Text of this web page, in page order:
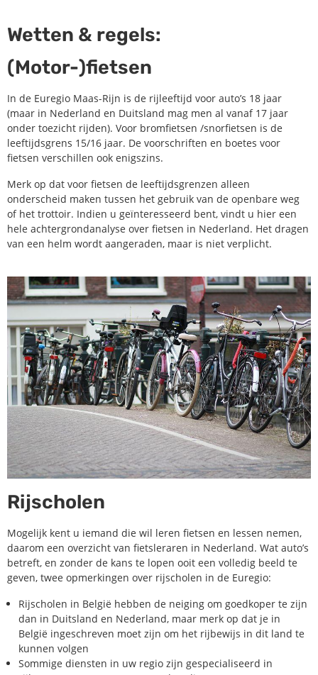
Wetten & regels:
(Motor-)fietsen
In de Euregio Maas-Rijn is de rijleeftijd voor auto’s 18 jaar
(maar in Nederland en Duitsland mag men al vanaf 17 jaar
onder toezicht rijden). Voor bromfietsen /snorfietsen is de
leeftijdsgrens 15/16 jaar. De voorschriften en boetes voor
fietsen verschillen ook enigszins.
Merk op dat voor fietsen de leeftijdsgrenzen alleen
onderscheid maken tussen het gebruik van de openbare weg
of het trottoir. Indien u geïnteresseerd bent, vindt u hier een
hele achtergrondanalyse over fietsen in Nederland. Het dragen
van een helm wordt aangeraden, maar is niet verplicht.
Rijscholen
Mogelijk kent u iemand die wil leren fietsen en lessen nemen,
daarom een overzicht van fietsleraren in Nederland. Wat auto’s
betreft, en zonder de kans te lopen ooit een volledig beeld te
geven, twee opmerkingen over rijscholen in de Euregio:
Rijscholen in België hebben de neiging om goedkoper te zijn
dan in Duitsland en Nederland, maar merk op dat je in
België ingeschreven moet zijn om het rijbewijs in dit land te
kunnen volgen
Sommige diensten in uw regio zijn gespecialiseerd in